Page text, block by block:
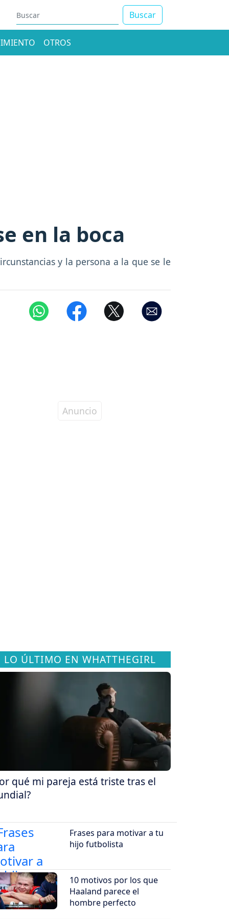
Buscar
OTROS
en la boca
y la persona a la que se le
LO ÚLTIMO EN WHATTHEGIRL
qué mi pareja está triste tras el
Frases para motivar a tu
hijo futbolista
10 motivos por los que
Haaland parece el
hombre perfecto